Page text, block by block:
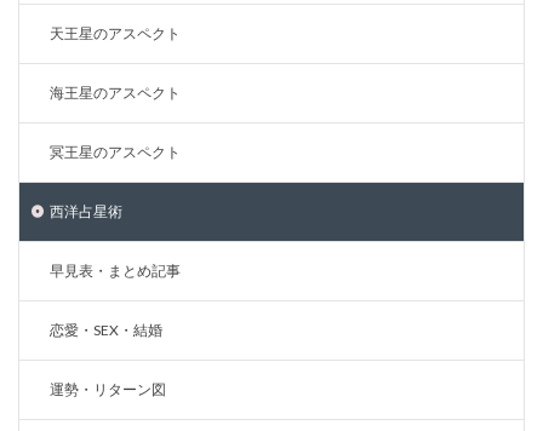
天王星のアスペクト
海王星のアスペクト
冥王星のアスペクト
西洋占星術
早見表・まとめ記事
恋愛・SEX・結婚
運勢・リターン図